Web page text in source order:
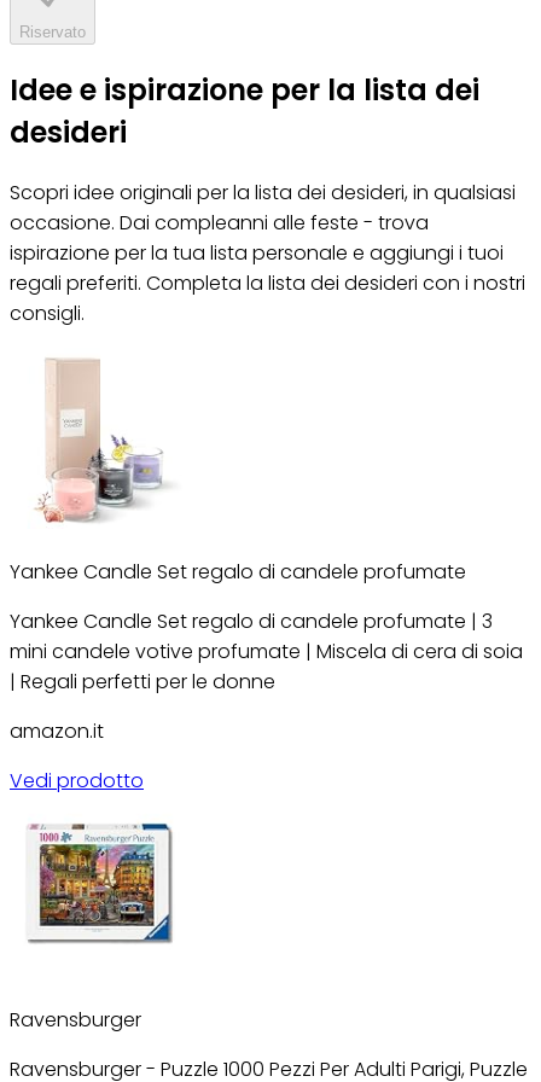
Riservato
Idee e ispirazione per la lista dei
desideri
Scopri idee originali per la lista dei desideri, in qualsiasi
occasione. Dai compleanni alle feste - trova
ispirazione per la tua lista personale e aggiungi i tuoi
regali preferiti. Completa la lista dei desideri con i nostri
consigli.
Yankee Candle Set regalo di candele profumate
Yankee Candle Set regalo di candele profumate | 3
mini candele votive profumate | Miscela di cera di soia
| Regali perfetti per le donne
amazon.it
Vedi prodotto
Ravensburger
Ravensburger - Puzzle 1000 Pezzi Per Adulti Parigi, Puzzle